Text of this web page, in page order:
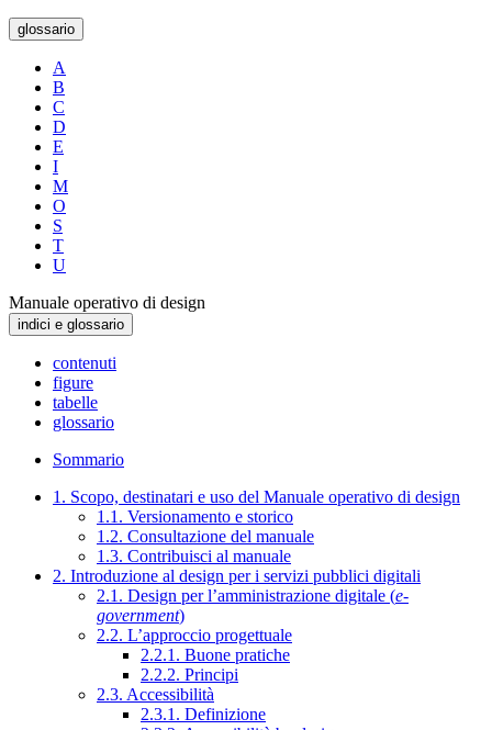
glossario
A
B
C
D
E
I
M
O
S
T
U
Manuale operativo di design
indici e glossario
contenuti
figure
tabelle
glossario
Sommario
1. Scopo, destinatari e uso del Manuale operativo di design
1.1. Versionamento e storico
1.2. Consultazione del manuale
1.3. Contribuisci al manuale
2. Introduzione al design per i servizi pubblici digitali
2.1. Design per l’amministrazione digitale (e-
government)
2.2. L’approccio progettuale
2.2.1. Buone pratiche
2.2.2. Principi
2.3. Accessibilità
2.3.1. Definizione